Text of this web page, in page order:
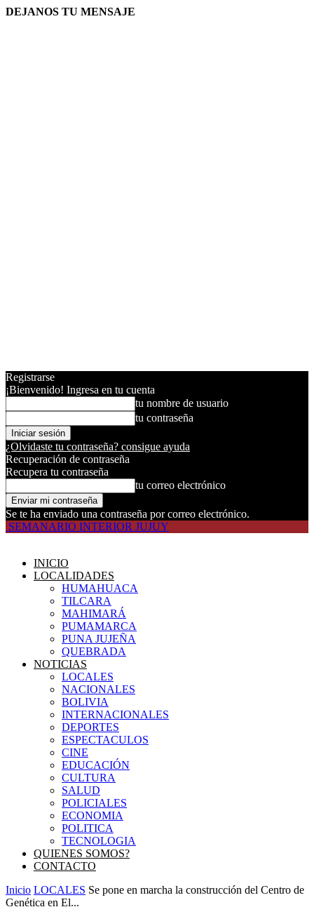
DEJANOS TU MENSAJE
Registrarse
¡Bienvenido! Ingresa en tu cuenta
tu nombre de usuario
tu contraseña
¿Olvidaste tu contraseña? consigue ayuda
Recuperación de contraseña
Recupera tu contraseña
tu correo electrónico
Se te ha enviado una contraseña por correo electrónico.
SEMANARIO INTERIOR JUJUY
INICIO
LOCALIDADES
HUMAHUACA
TILCARA
MAHIMARÁ
PUMAMARCA
PUNA JUJEÑA
QUEBRADA
NOTICIAS
LOCALES
NACIONALES
BOLIVIA
INTERNACIONALES
DEPORTES
ESPECTACULOS
CINE
EDUCACIÓN
CULTURA
SALUD
POLICIALES
ECONOMIA
POLITICA
TECNOLOGIA
QUIENES SOMOS?
CONTACTO
Inicio LOCALES Se pone en marcha la construcción del Centro de
Genética en El...